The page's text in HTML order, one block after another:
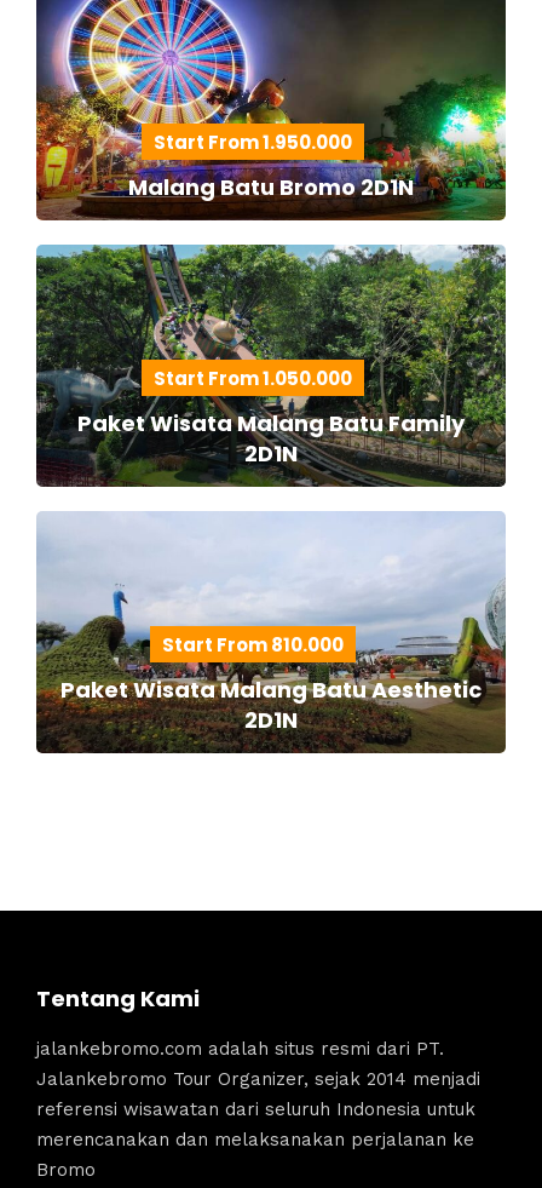
Start From 1.950.000
Malang Batu Bromo 2D1N
Start From 1.050.000
Paket Wisata Malang Batu Family
2D1N
Start From 810.000
Paket Wisata Malang Batu Aesthetic
2D1N
Tentang Kami
jalankebromo.com adalah situs resmi dari PT.
Jalankebromo Tour Organizer, sejak 2014 menjadi
referensi wisawatan dari seluruh Indonesia untuk
merencanakan dan melaksanakan perjalanan ke
Bromo